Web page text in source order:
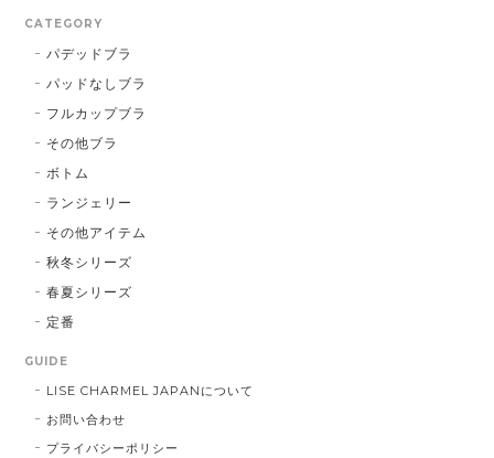
CATEGORY
パデッドブラ
パッドなしブラ
フルカップブラ
その他ブラ
ボトム
ランジェリー
その他アイテム
秋冬シリーズ
春夏シリーズ
定番
GUIDE
LISE CHARMEL JAPANについて
お問い合わせ
プライバシーポリシー